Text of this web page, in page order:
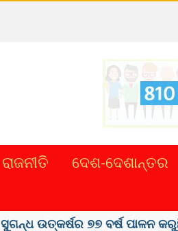
ରାଜନୀତି ଦେଶ-ଦେଶାନ୍ତର
ୟୁପିଆଇ ଓ ଅନ୍ୟାନ୍ୟ ଡିଜିଟାଲ୍